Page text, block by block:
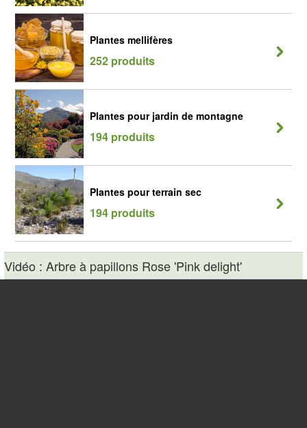
Plantes mellifères
252 produits
Plantes pour jardin de montagne
194 produits
Plantes pour terrain sec
194 produits
Vidéo : Arbre à papillons Rose 'Pink delight'